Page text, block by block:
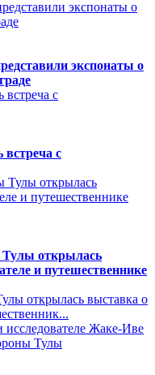
экспонаты о
с
Тулы открылась
и путешественнике
открылась выставка о